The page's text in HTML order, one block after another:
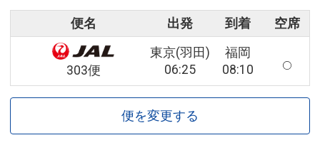
便名 出発 到着 空席
303便
東京(羽田)
06:25
福岡
08:10
便を変更する